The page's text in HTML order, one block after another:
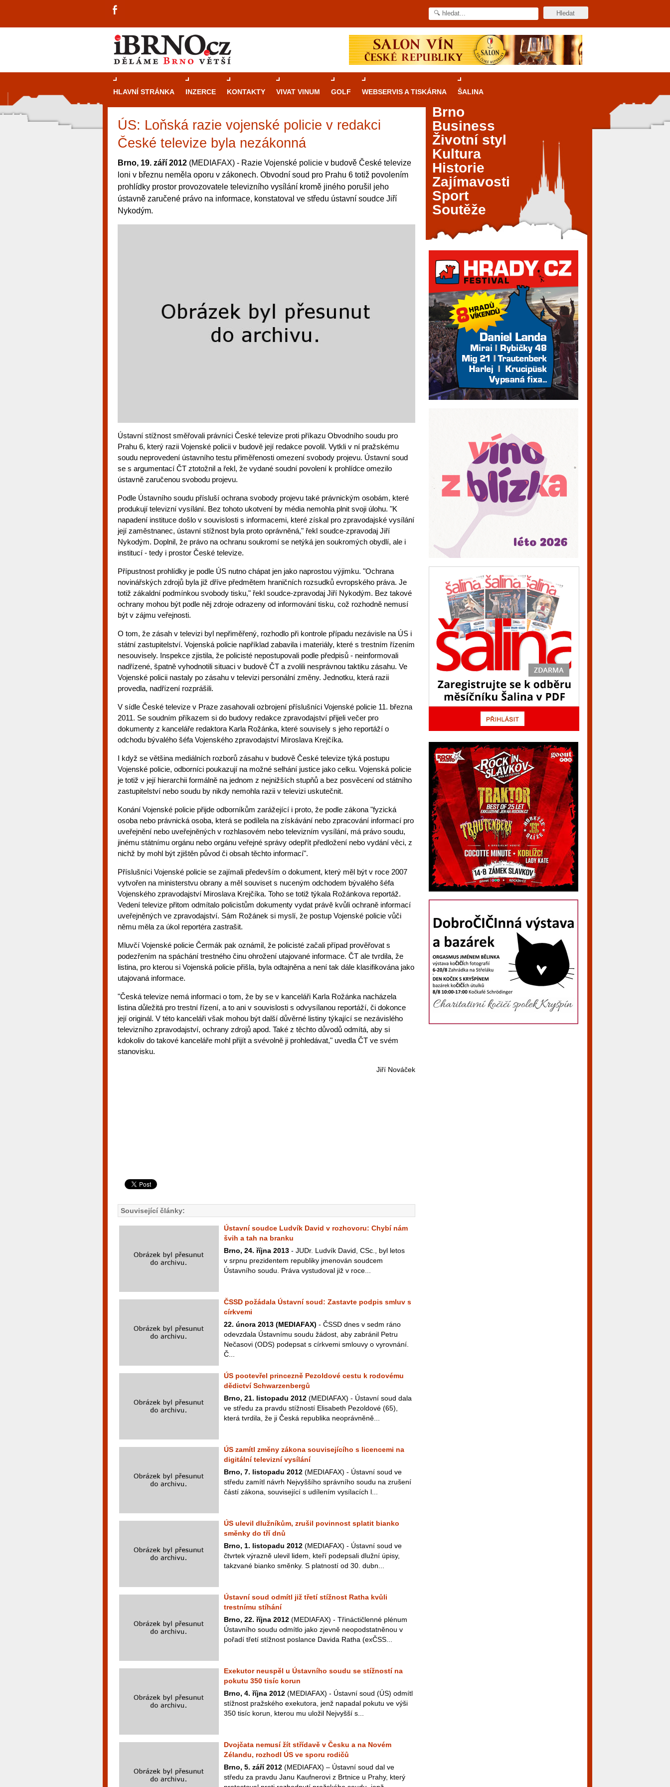
HLAVNÍ STRÁNKA INZERCE KONTAKTY VIVAT VINUM GOLF WEBSERVIS A TISKÁRNA ŠALINA
ÚS: Loňská razie vojenské policie v redakci
České televize byla nezákonná
Brno, 19. září 2012 (MEDIAFAX) - Razie Vojenské policie v budově České televize
loni v březnu neměla oporu v zákonech. Obvodní soud pro Prahu 6 totiž povolením
prohlídky prostor provozovatele televizního vysílání kromě jiného porušil jeho
ústavně zaručené právo na informace, konstatoval ve středu ústavní soudce Jiří
Nykodým.
Ústavní stížnost směřovali právníci České televize proti příkazu Obvodního soudu pro
Prahu 6, který razii Vojenské policii v budově její redakce povolil. Vytkli v ní pražskému
soudu neprovedení ústavního testu přiměřenosti omezení svobody projevu. Ústavní soud
se s argumentací ČT ztotožnil a řekl, že vydané soudní povolení k prohlídce omezilo
ústavně zaručenou svobodu projevu.
Podle Ústavního soudu přísluší ochrana svobody projevu také právnickým osobám, které
produkují televizní vysílání. Bez tohoto ukotvení by média nemohla plnit svoji úlohu. "K
napadení instituce došlo v souvislosti s informacemi, které získal pro zpravodajské vysílání
její zaměstnanec, ústavní stížnost byla proto oprávněná," řekl soudce-zpravodaj Jiří
Nykodým. Doplnil, že právo na ochranu soukromí se netýká jen soukromých obydlí, ale i
institucí - tedy i prostor České televize.
Přípustnost prohlídky je podle ÚS nutno chápat jen jako naprostou výjimku. "Ochrana
novinářských zdrojů byla již dříve předmětem hraničních rozsudků evropského práva. Je
totiž zákaldní podmínkou svobody tisku," řekl soudce-zpravodaj Jiří Nykodým. Bez takové
ochrany mohou být podle něj zdroje odrazeny od informování tisku, což rozhodně nemusí
být v zájmu veřejnosti.
O tom, že zásah v televizi byl nepřiměřený, rozhodlo při kontrole případu nezávisle na ÚS i
státní zastupitelství. Vojenská policie například zabavila i materiály, které s trestním řízením
nesouvisely. Inspekce zjistila, že policisté nepostupovali podle předpisů - neinformovali
nadřízené, špatně vyhodnotili situaci v budově ČT a zvolili nesprávnou taktiku zásahu. Ve
Vojenské policii nastaly po zásahu v televizi personální změny. Jednotku, která razii
provedla, nadřízení rozprášili.
V sídle České televize v Praze zasahovali ozbrojení příslušníci Vojenské policie 11. března
2011. Se soudním příkazem si do budovy redakce zpravodajství přijeli večer pro
dokumenty z kanceláře redaktora Karla Rožánka, které souvisely s jeho reportáží o
odchodu bývalého šéfa Vojenského zpravodajství Miroslava Krejčíka.
I když se většina mediálních rozborů zásahu v budově České televize týká postupu
Vojenské policie, odborníci poukazují na možné selhání justice jako celku. Vojenská policie
je totiž v její hierarchii formálně na jednom z nejnižších stupňů a bez posvěcení od státního
zastupitelství nebo soudu by nikdy nemohla razii v televizi uskutečnit.
Konání Vojenské policie přijde odborníkům zarážející i proto, že podle zákona "fyzická
osoba nebo právnická osoba, která se podílela na získávání nebo zpracování informací pro
uveřejnění nebo uveřejněných v rozhlasovém nebo televizním vysílání, má právo soudu,
jinému státnímu orgánu nebo orgánu veřejné správy odepřít předložení nebo vydání věci, z
nichž by mohl být zjištěn původ či obsah těchto informací".
Příslušníci Vojenské policie se zajímali především o dokument, který měl být v roce 2007
vytvořen na ministerstvu obrany a měl souviset s nuceným odchodem bývalého šéfa
Vojenského zpravodajství Miroslava Krejčíka. Toho se totiž týkala Rožánkova reportáž.
Vedení televize přitom odmítalo policistům dokumenty vydat právě kvůli ochraně informací
uveřejněných ve zpravodajství. Sám Rožánek si myslí, že postup Vojenské policie vůči
němu měla za úkol reportéra zastrašit.
Mluvčí Vojenské policie Čermák pak oznámil, že policisté začali případ prověřovat s
podezřením na spáchání trestného činu ohrožení utajované informace. ČT ale tvrdila, že
listina, pro kterou si Vojenská policie přišla, byla odtajněna a není tak dále klasifikována jako
utajovaná informace.
"Česká televize nemá informaci o tom, že by se v kanceláři Karla Rožánka nacházela
listina důležitá pro trestní řízení, a to ani v souvislosti s odvysílanou reportáží, či dokonce
její originál. V této kanceláři však mohou být další důvěrné listiny týkající se nezávislého
televizního zpravodajství, ochrany zdrojů apod. Také z těchto důvodů odmítá, aby si
kdokoliv do takové kanceláře mohl přijít a svévolně ji prohledávat," uvedla ČT ve svém
stanovisku.
Jiří Nováček
Související články:
Ústavní soudce Ludvík David v rozhovoru: Chybí nám
švih a tah na branku
Brno, 24. října 2013 - JUDr. Ludvík David, CSc., byl letos
v srpnu prezidentem republiky jmenován soudcem
Ústavního soudu. Práva vystudoval již v roce...
ČSSD požádala Ústavní soud: Zastavte podpis smluv s
církvemi
22. února 2013 (MEDIAFAX) - ČSSD dnes v sedm ráno
odevzdala Ústavnímu soudu žádost, aby zabránil Petru
Nečasovi (ODS) podepsat s církvemi smlouvy o vyrovnání.
Č...
ÚS pootevřel princezně Pezoldové cestu k rodovému
dědictví Schwarzenbergů
Brno, 21. listopadu 2012 (MEDIAFAX) - Ústavní soud dala
ve středu za pravdu stížností Elisabeth Pezoldové (65),
která tvrdila, že ji Česká republika neoprávněně...
ÚS zamítl změny zákona souvisejícího s licencemi na
digitální televizní vysílání
Brno, 7. listopadu 2012 (MEDIAFAX) - Ústavní soud ve
středu zamítl návrh Nejvyššího správního soudu na zrušení
částí zákona, související s udílením vysílacích l...
ÚS ulevil dlužníkům, zrušil povinnost splatit bianko
směnky do tří dnů
Brno, 1. listopadu 2012 (MEDIAFAX) - Ústavní soud ve
čtvrtek výrazně ulevil lidem, kteří podepsali dlužní úpisy,
takzvané bianko směnky. S platností od 30. dubn...
Ústavní soud odmítl již třetí stížnost Ratha kvůli
trestnímu stíhání
Brno, 22. října 2012 (MEDIAFAX) - Třináctičlenné plénum
Ústavního soudu odmítlo jako zjevně neopodstatněnou v
pořadí třetí stížnost poslance Davida Ratha (exČSS...
Exekutor neuspěl u Ústavního soudu se stížností na
pokutu 350 tisíc korun
Brno, 4. října 2012 (MEDIAFAX) - Ústavní soud (ÚS) odmítl
stížnost pražského exekutora, jenž napadal pokutu ve výši
350 tisíc korun, kterou mu uložil Nejvyšší s...
Dvojčata nemusí žít střídavě v Česku a na Novém
Zélandu, rozhodl ÚS ve sporu rodičů
Brno, 5. září 2012 (MEDIAFAX) – Ústavní soud dal ve
středu za pravdu Janu Kaufnerovi z Brtnice u Prahy, který
Průvodcekasinovými hrami v Brně: Od
rulety po video automaty
Brno je městem známým pro zajímavé památky, skvělé
restaurace, divadla a univerzity. Mimo jiné je ale také
místem, kde si můžete legálně a bezpečně vyzkoušet
různé kasinové hry. V neustále kvetoucí moravské
metropoli naleznete širokou nabídku her od klasické
Brno
Business
Životní styl
Kultura
Historie
Zajímavosti
Sport
Soutěže